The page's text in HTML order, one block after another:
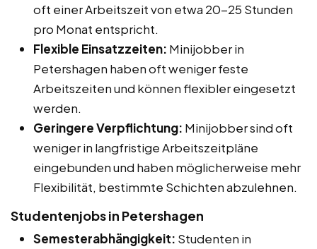
oft einer Arbeitszeit von etwa 20-25 Stunden
pro Monat entspricht.
Flexible Einsatzzeiten: Minijobber in
Petershagen haben oft weniger feste
Arbeitszeiten und können flexibler eingesetzt
werden.
Geringere Verpflichtung: Minijobber sind oft
weniger in langfristige Arbeitszeitpläne
eingebunden und haben möglicherweise mehr
Flexibilität, bestimmte Schichten abzulehnen.
Studentenjobs in Petershagen
Semesterabhängigkeit: Studenten in